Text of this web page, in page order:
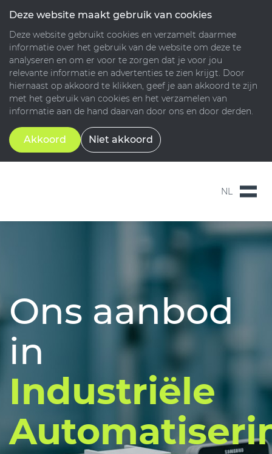
Deze website maakt gebruik van cookies
Deze website gebruikt cookies en verzamelt daarmee
informatie over het gebruik van de website om deze te
analyseren en om er voor te zorgen dat je voor jou
relevante informatie en advertenties te zien krijgt. Door
hiernaast op akkoord te klikken, geef je aan akkoord te zijn
met het gebruik van cookies en het verzamelen van
informatie aan de hand daarvan door ons en door derden.
Akkoord Niet akkoord
NL
EN
Ons aanbod
in
Industriële